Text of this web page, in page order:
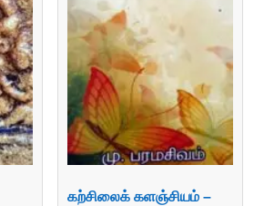
கற்சிலைக் களஞ்சியம் –